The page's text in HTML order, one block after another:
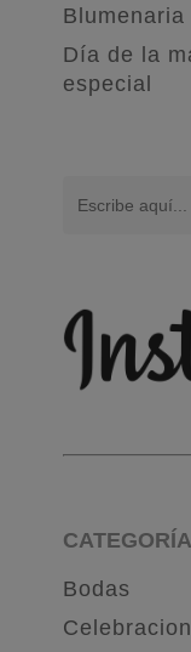
Blumenaria
Día de la
especial
Bodas